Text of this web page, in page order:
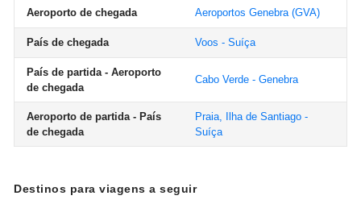
Aeroporto de chegada Aeroportos Genebra(GVA)
País de chegada Voos - Suíça
País de partida - Aeroporto
de chegada
Cabo Verde - Genebra
Aeroporto de partida - País
de chegada
Praia, Ilha de Santiago -
Suíça
Destinos para viagens a seguir